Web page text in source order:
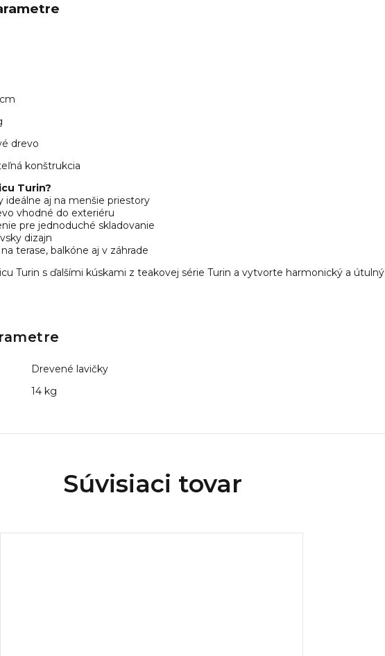
drevo
konštrukcia
Turin?
aj na menšie priestory
vhodné do exteriéru
pre jednoduché skladovanie
dizajn
terase, balkóne aj v záhrade
Turin s ďalšími kúskami z teakovej série Turin a vytvorte harmonický a útulný
Drevené lavičky
14 kg
Súvisiaci tovar